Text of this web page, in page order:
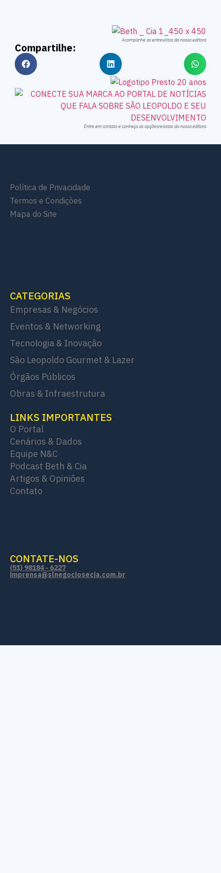
Acompanhe as entrevistas da nossa editora
Compartilhe:
Entre em contato e conheça as opçõesrevistas da nossa editora
Política de Privacidade
Termos e Condições
Mapa do Site
CATEGORIAS
Empresas & Negócios
Eventos & Networking
Tecnologia & Inovação
São Leopoldo Gourmet & Lazer
Órgãos Públicos
Obras & Infraestrutura
LINKS IMPORTANTES
O Portal
Cenários & Dados
Equipe N&C
Podcast Beth & Cia
Artigos & Opiniões
Contato
CONTATE-NOS
(51) 98184 - 6227
imprensa@slnegociosecia.com.br